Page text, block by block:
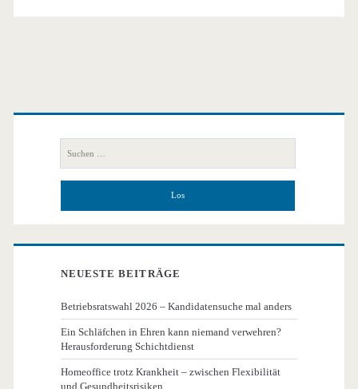
Primäre
Seitenleiste
nach:
NEUESTE BEITRÄGE
Betriebsratswahl 2026 – Kandidatensuche mal anders
Ein Schläfchen in Ehren kann niemand verwehren?
Herausforderung Schichtdienst
Homeoffice trotz Krankheit – zwischen Flexibilität
und Gesundheitsrisiken